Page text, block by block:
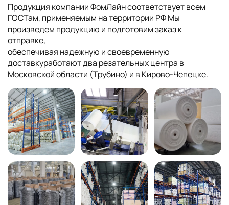
Продукция компании ФомЛайн соответствует всем
ГОСТам, применяемым на территории РФ Мы
произведем продукцию и подготовим заказ к
отправке,
обеспечивая надежную и своевременную
доставкуработают два резательных центра в
Московской области (Трубино) и в Кирово-Чепецке.